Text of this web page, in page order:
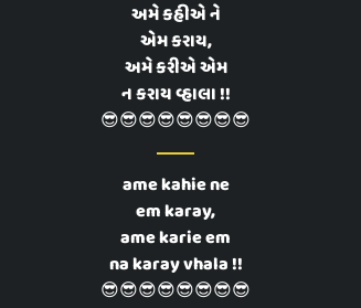
અમે કહીએ ને
એમ કરાય,
અમે કરીએ એમ
ન કરાય વ્હાલા !!
😎😎😎😎😎😎😎😎
ame kahie ne
em karay,
ame karie em
na karay vhala !!
😎😎😎😎😎😎😎😎